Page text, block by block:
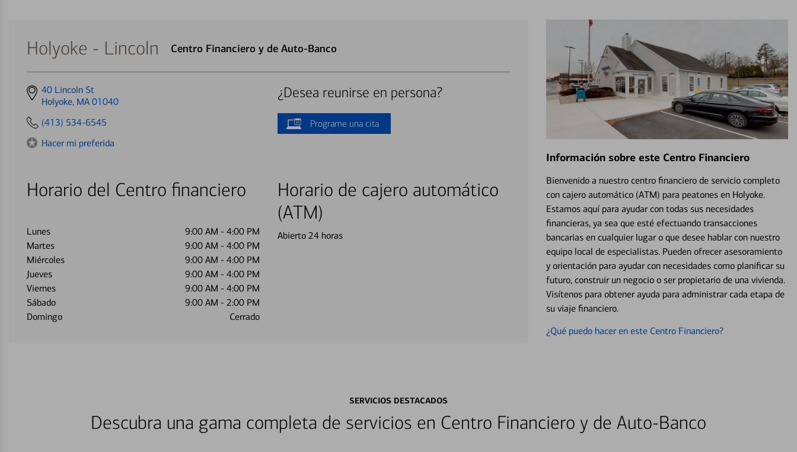
Holyoke - Lincoln Centro Financiero y de Auto-Banco
Get
directions
40 Lincoln St
Holyoke, MA 01040
(413) 534-6545
Hacer mi preferida
Horario del Centro financiero
Lunes 9:00 AM - 4:00 PM
Martes
9:00 AM - 4:00 PM
Miércoles
9:00 AM - 4:00 PM
Jueves
9:00 AM - 4:00 PM
Viernes
9:00 AM - 4:00 PM
Sábado
9:00 AM - 2:00 PM
Domingo
Cerrado
¿Desea reunirse en persona?
Programe una cita
Horario de cajero automático
(ATM)
Abierto 24 horas
Información sobre este Centro Financiero
Bienvenido a nuestro centro financiero de servicio completo
con cajero automático (ATM) para peatones en Holyoke.
Estamos aquí para ayudar con todas sus necesidades
financieras, ya sea que esté efectuando transacciones
bancarias en cualquier lugar o que desee hablar con nuestro
equipo local de especialistas. Pueden ofrecer asesoramiento
y orientación para ayudar con necesidades como planificar su
futuro, construir un negocio o ser propietario de una vivienda.
Visítenos para obtener ayuda para administrar cada etapa de
su viaje financiero.
¿Qué puedo hacer en este Centro Financiero?
SERVICIOS DESTACADOS
Descubra una gama completa de servicios en Centro Financiero y de Auto-Banco